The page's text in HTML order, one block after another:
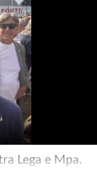
Lega e Mpa.